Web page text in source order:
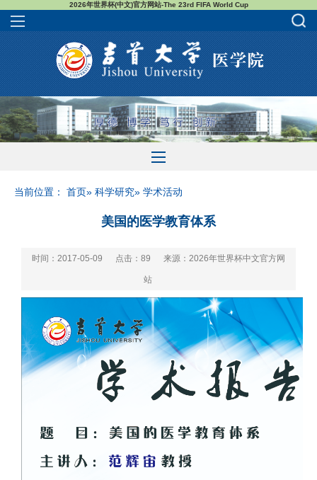
2026年世界杯(中文)官方网站-The 23rd FIFA World Cup
当前位置： 首页» 科学研究» 学术活动
美国的医学教育体系
时间：2017-05-09 点击： 89 来源：2026年世界杯中文官方网
站